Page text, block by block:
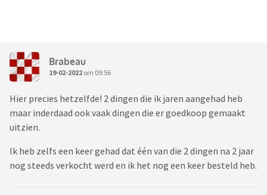
Brabeau
19-02-2022 om 09:56
Hier precies hetzelfde! 2 dingen die ik jaren aangehad heb
maar inderdaad ook vaak dingen die er goedkoop gemaakt
uitzien.
Ik heb zelfs een keer gehad dat één van die 2 dingen na 2 jaar
nog steeds verkocht werd en ik het nog een keer besteld heb.